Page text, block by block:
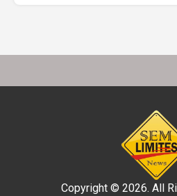
Copyright © 2026. All